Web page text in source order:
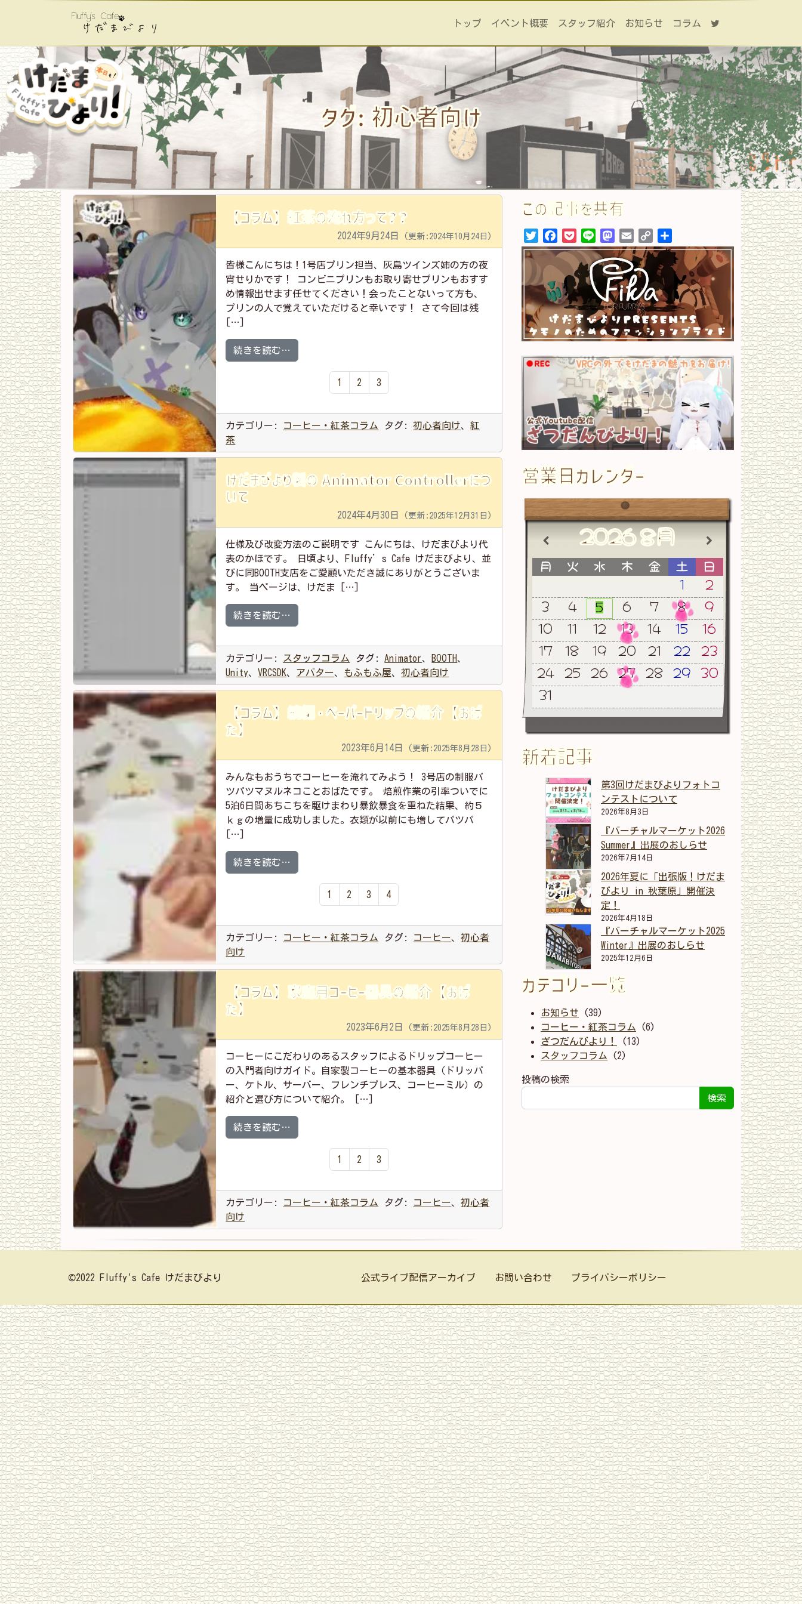
メインナビゲーション トップ イベント概要 スタッフ紹介 お知らせ コラム
タグ: 初心者向け
【コラム】紅茶の淹れ方って？？
2024年9月24日 (更新:2024年10月24日)
皆様こんにちは！1号店プリン担当、灰島ツインズ姉の方の夜
宵せりかです！ コンビニプリンもお取り寄せプリンもおすす
め情報出せます任せてください！会ったことないって方も、
プリンの人で覚えていただけると幸いです！ さて今回は残
[…]
続きを読む…
1 2 3
カテゴリー: コーヒー・紅茶コラム タグ:初心者向け、紅
茶
けだまびより製の Animator Controllerにつ
いて
2024年4月30日 (更新:2025年12月31日)
仕様及び改変方法のご説明です こんにちは、けだまびより代
表のかほです。 日頃より、Fluffy’s Cafe けだまびより、並
びに同BOOTH支店をご愛顧いただき誠にありがとうございま
す。 当ページは、けだま […]
続きを読む…
カテゴリー: スタッフコラム タグ: Animator、 BOOTH、
Unity、VRCSDK、 アバター、 もふもふ屋、初心者向け
【コラム】続編・ペーパードリップの紹介【おば
た】
2023年6月14日 (更新:2025年8月28日)
みんなもおうちでコーヒーを淹れてみよう！ 3号店の制服パ
ツパツマヌルネコことおばたです。 焙煎作業の引率ついでに
5泊6日間あちこちを駆けまわり暴飲暴食を重ねた結果、約５
ｋｇの増量に成功しました。衣類が以前にも増してパツパ
[…]
続きを読む…
1 2 3 4
カテゴリー: コーヒー・紅茶コラム タグ: コーヒー、初心者
向け
【コラム】家庭用コーヒー器具の紹介【おば
た】
2023年6月2日 (更新:2025年8月28日)
コーヒーにこだわりのあるスタッフによるドリップコーヒー
の入門者向けガイド。自家製コーヒーの基本器具（ドリッパ
ー、ケトル、サーバー、フレンチプレス、コーヒーミル）の
紹介と選び方について紹介。 […]
続きを読む…
1 2 3
カテゴリー: コーヒー・紅茶コラム タグ: コーヒー、初心者
向け
この記事を共有
TwitterFacebook
PocketLine Mastodon
Email Copy
Link有
営業日カレンダー
2026 8月
月 火 水 木 金 土
日
1
2
3
4 5 6 7 8
9
10
11 12 13 14 15
16
17
18 19 20 21 22
23
24
25 26 27 28 29
30
31
新着記事
第3回けだまびよりフォトコ
ンテストについて
2026年8月3日
『バーチャルマーケット2026
Summer』出展のおしらせ
2026年7月14日
2026年夏に「出張版！けだま
びより in 秋葉原」開催決
定！
2026年4月18日
『バーチャルマーケット2025
Winter』出展のおしらせ
2025年12月6日
カテゴリー一覧
お知らせ (39)
コーヒー・紅茶コラム
(6)
ざつだんびより！
(13)
スタッフコラム
(2)
投稿の検索
検索
公式ライブ配信アーカイブ お問い合わせ プライバシーポリシー
©2022 Fluffy's Cafe けだまびより